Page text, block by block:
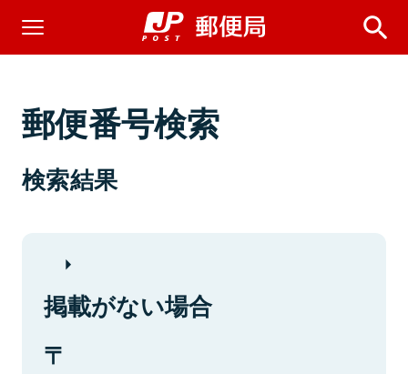
郵便番号検索
検索結果
掲載がない場合